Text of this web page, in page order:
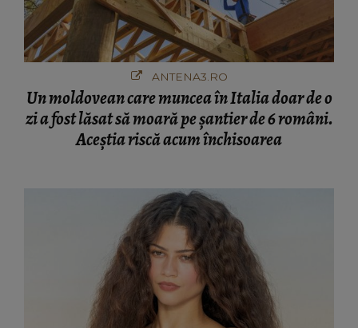
ANTENA3.RO
Un moldovean care muncea în Italia doar de o
zi a fost lăsat să moară pe şantier de 6 români.
Aceștia riscă acum închisoarea